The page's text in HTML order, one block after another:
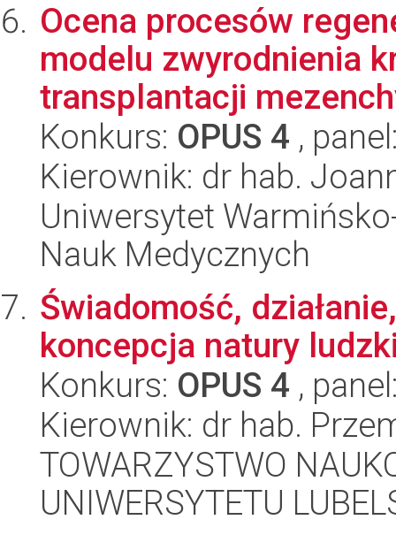
Ocena procesów
modelu zwyrodnienia
transplantacji
Konkurs: OPUS 4 ,
Kierownik: dr hab.
Uniwersytet
Nauk Medycznych
Świadomość,
koncepcja natury
Konkurs: OPUS 4 ,
Kierownik: dr hab.
TOWARZYSTWO
UNIWERSYTETU